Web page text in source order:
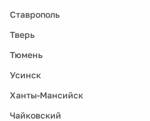
Ставрополь
Тверь
Тюмень
Усинск
Ханты-Мансийск
Чайковский